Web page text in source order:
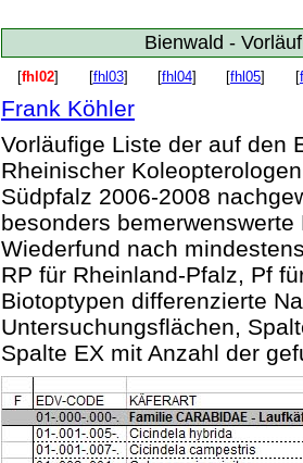
Bienwald -
[fhl02] [fhl03] [fhl04] [fhl05] [
Frank Köhler
Vorläufige Liste der auf den
Rheinischer
Südpfalz 2006-2008
besonders
Wiederfund nach
RP für Rheinland-Pfalz, Pf
Biotoptypen differenzierte
Untersuchungsflächen,
Spalte EX mit Anzahl der